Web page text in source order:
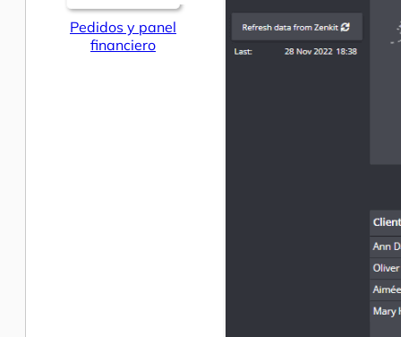
Pedidos y panel
financiero